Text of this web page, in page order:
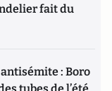
fait du
: Boro